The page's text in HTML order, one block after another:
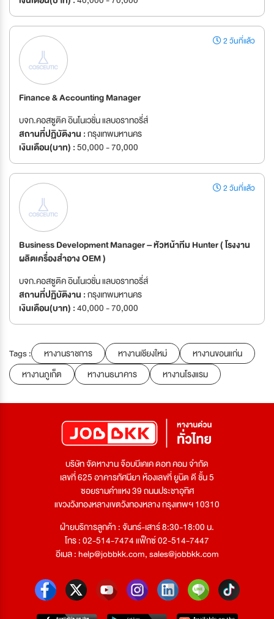
2 วันที่แล้ว
Finance & Accounting Manager
บจก.คอสซูติค อินโนเวชั่น แลบอราทอรี่ส์
สถานที่ปฏิบัติงาน :กรุงเทพมหานคร
เงินเดือน(บาท) :50,000 - 70,000
2 วันที่แล้ว
Business Development Manager – หัวหน้าทีม Hunter ( โรงงาน
ผลิตเครื่องสำอาง OEM )
บจก.คอสซูติค อินโนเวชั่น แลบอราทอรี่ส์
สถานที่ปฏิบัติงาน :กรุงเทพมหานคร
เงินเดือน(บาท) :40,000 - 70,000
Tags : หางานราชการ หางานเชียงใหม่
หางานขอนแก่น
หางานภูเก็ต
หางานธนาคาร หางานโรงแรม
บริษัท จัดหางาน จ๊อบบีเคเค ดอท คอม จำกัด
เลขที่ 625 อาคารทัศนียา ห้องเลขที่ ยูนิต ดี ชั้น 5
ซอยรามคำแหง 39 ถนนประชาอุทิศ
แขวงวังทองหลางเขตวังทองหลาง กรุงเทพฯ 10310
ฝ่ายบริการลูกค้า : จันทร์-เสาร์ 8:30-18:00 น.
โทร : 02-514-7474 แฟ็กซ์ 02-514-7447
อีเมล :help@jobbkk.com,sales@jobbkk.com